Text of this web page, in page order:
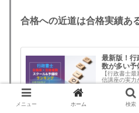
合格への近道は合格実績あ
最新版！行
数が多い予
【行政書士
信講座の実力
が高い合格
い！行政書
around50pedia.com
メニュー ホーム 検索